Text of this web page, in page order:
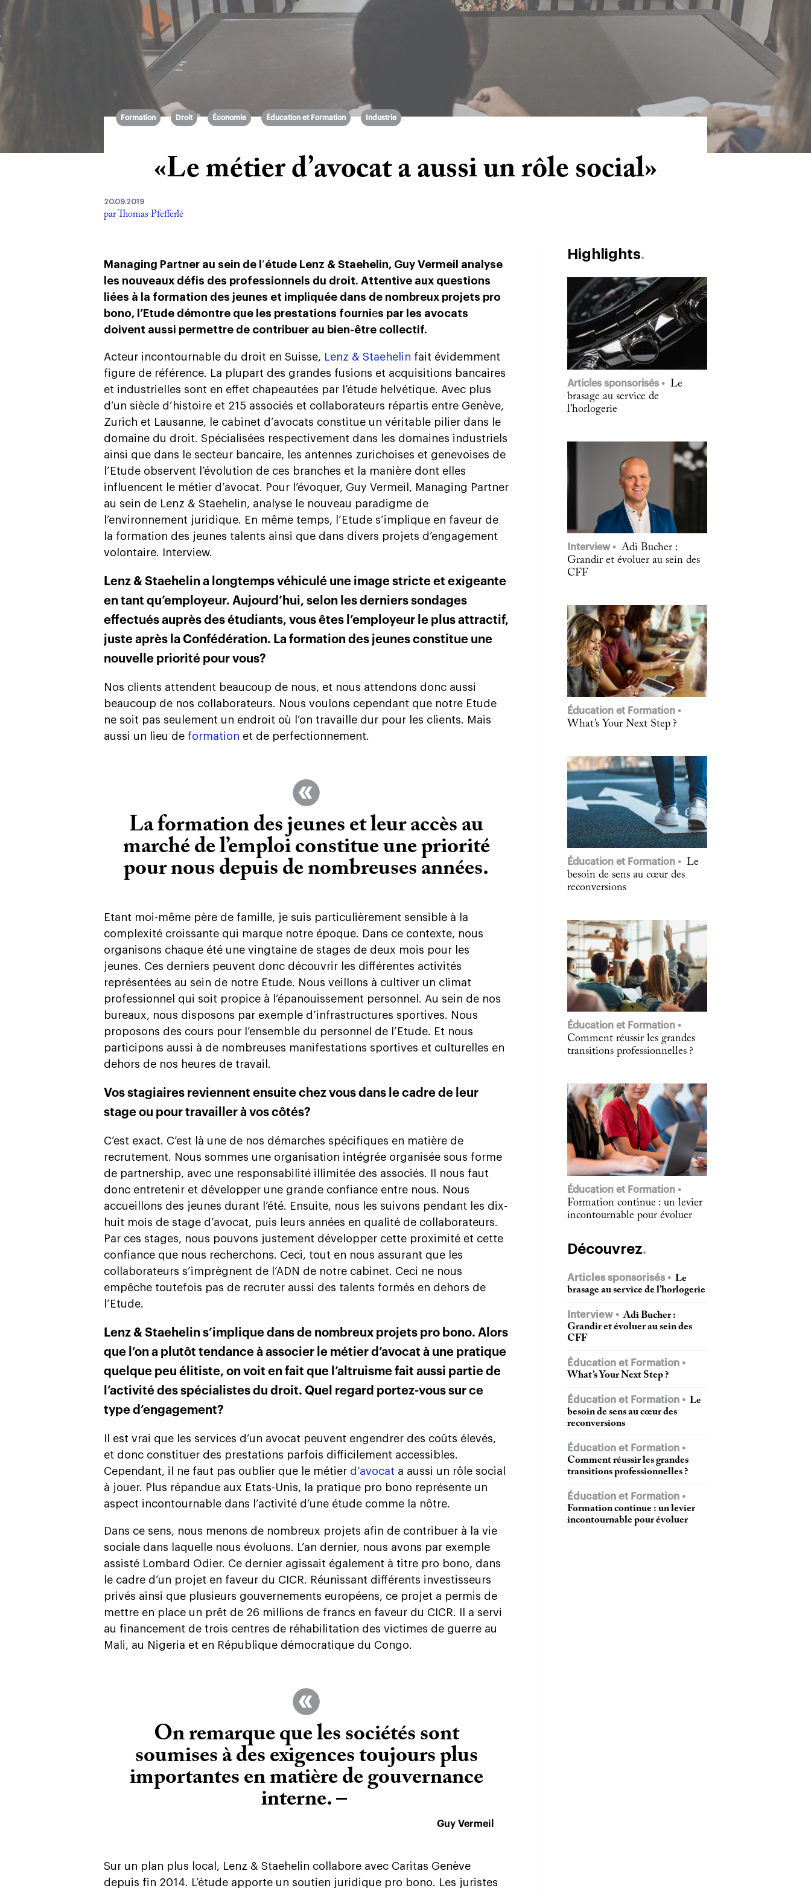
Formation Droit Économie Éducation et Formation Industrie
«Le métier d’avocat a aussi un rôle social»
20.09.2019
par Thomas Pfefferlé
Managing Partner au sein de l ‘étude Lenz & Staehelin, Guy Vermeil analyse
les nouveaux défis des professionnels du droit. Attentive aux questions
liées à la formation des jeunes et impliquée dans de nombreux projets pro
bono, l’Etude démontre que les prestations fournies par les avocats
doivent aussi permettre de contribuer au bien-être collectif.
Acteur incontournable du droit en Suisse, Lenz & Staehelin fait évidemment
figure de référence. La plupart des grandes fusions et acquisitions bancaires
et industrielles sont en effet chapeautées par l’étude helvétique. Avec plus
d’un siècle d’histoire et 215 associés et collaborateurs répartis entre Genève,
Zurich et Lausanne, le cabinet d’avocats constitue un véritable pilier dans le
domaine du droit. Spécialisées respectivement dans les domaines industriels
ainsi que dans le secteur bancaire, les antennes zurichoises et genevoises de
l’Etude observent l’évolution de ces branches et la manière dont elles
influencent le métier d’avocat. Pour l’évoquer, Guy Vermeil, Managing Partner
au sein de Lenz & Staehelin, analyse le nouveau paradigme de
l’environnement juridique. En même temps, l’Etude s’implique en faveur de
la formation des jeunes talents ainsi que dans divers projets d’engagement
volontaire. Interview.
Lenz & Staehelin a longtemps véhiculé une image stricte et exigeante
en tant qu’employeur. Aujourd’hui, selon les derniers sondages
effectués auprès des étudiants, vous êtes l’employeur le plus attractif,
juste après la Confédération. La formation des jeunes constitue une
nouvelle priorité pour vous?
Nos clients attendent beaucoup de nous, et nous attendons donc aussi
beaucoup de nos collaborateurs. Nous voulons cependant que notre Etude
ne soit pas seulement un endroit où l’on travaille dur pour les clients. Mais
aussi un lieu de formation et de perfectionnement.
La formation des jeunes et leur accès au
marché de l’emploi constitue une priorité
pour nous depuis de nombreuses années.
Etant moi-même père de famille, je suis particulièrement sensible à la
complexité croissante qui marque notre époque. Dans ce contexte, nous
organisons chaque été une vingtaine de stages de deux mois pour les
jeunes. Ces derniers peuvent donc découvrir les différentes activités
représentées au sein de notre Etude. Nous veillons à cultiver un climat
professionnel qui soit propice à l’épanouissement personnel. Au sein de nos
bureaux, nous disposons par exemple d’infrastructures sportives. Nous
proposons des cours pour l’ensemble du personnel de l’Etude. Et nous
participons aussi à de nombreuses manifestations sportives et culturelles en
dehors de nos heures de travail.
Vos stagiaires reviennent ensuite chez vous dans le cadre de leur
stage ou pour travailler à vos côtés?
C’est exact. C’est là une de nos démarches spécifiques en matière de
recrutement. Nous sommes une organisation intégrée organisée sous forme
de partnership, avec une responsabilité illimitée des associés. Il nous faut
donc entretenir et développer une grande confiance entre nous. Nous
accueillons des jeunes durant l’été. Ensuite, nous les suivons pendant les dix-
huit mois de stage d’avocat, puis leurs années en qualité de collaborateurs.
Par ces stages, nous pouvons justement développer cette proximité et cette
confiance que nous recherchons. Ceci, tout en nous assurant que les
collaborateurs s’imprègnent de l’ADN de notre cabinet. Ceci ne nous
empêche toutefois pas de recruter aussi des talents formés en dehors de
l’Etude.
Lenz & Staehelin s’implique dans de nombreux projets pro bono. Alors
que l’on a plutôt tendance à associer le métier d’avocat à une pratique
quelque peu élitiste, on voit en fait que l’altruisme fait aussi partie de
l’activité des spécialistes du droit. Quel regard portez-vous sur ce
type d’engagement?
Il est vrai que les services d’un avocat peuvent engendrer des coûts élevés,
et donc constituer des prestations parfois difficilement accessibles.
Cependant, il ne faut pas oublier que le métier d’avocat a aussi un rôle social
à jouer. Plus répandue aux Etats-Unis, la pratique pro bono représente un
aspect incontournable dans l’activité d’une étude comme la nôtre.
Dans ce sens, nous menons de nombreux projets afin de contribuer à la vie
sociale dans laquelle nous évoluons. L’an dernier, nous avons par exemple
assisté Lombard Odier. Ce dernier agissait également à titre pro bono, dans
le cadre d’un projet en faveur du CICR. Réunissant différents investisseurs
privés ainsi que plusieurs gouvernements européens, ce projet a permis de
mettre en place un prêt de 26 millions de francs en faveur du CICR. Il a servi
au financement de trois centres de réhabilitation des victimes de guerre au
Mali, au Nigeria et en République démocratique du Congo.
On remarque que les sociétés sont
soumises à des exigences toujours plus
importantes en matière de gouvernance
interne. –
Guy Vermeil
Sur un plan plus local, Lenz & Staehelin collabore avec Caritas Genève
depuis fin 2014. L’étude apporte un soutien juridique pro bono. Les juristes
Highlights
Articles sponsorisés
Le
brasage au service de
l’horlogerie
Interview
Adi Bucher :
Grandir et évoluer au sein des
CFF
Éducation et Formation
What’s Your Next Step ?
Éducation et Formation
Le
besoin de sens au cœur des
reconversions
Éducation et Formation
Comment réussir les grandes
transitions professionnelles ?
Éducation et Formation
Formation continue : un levier
incontournable pour évoluer
Découvrez
Articles sponsorisés
Le
brasage au service de l’horlogerie
Interview
Adi Bucher :
Grandir et évoluer au sein des
CFF
Éducation et Formation
What’s Your Next Step ?
Éducation et Formation
Le
besoin de sens au cœur des
reconversions
Éducation et Formation
Comment réussir les grandes
transitions professionnelles ?
Éducation et Formation
Formation continue : un levier
incontournable pour évoluer